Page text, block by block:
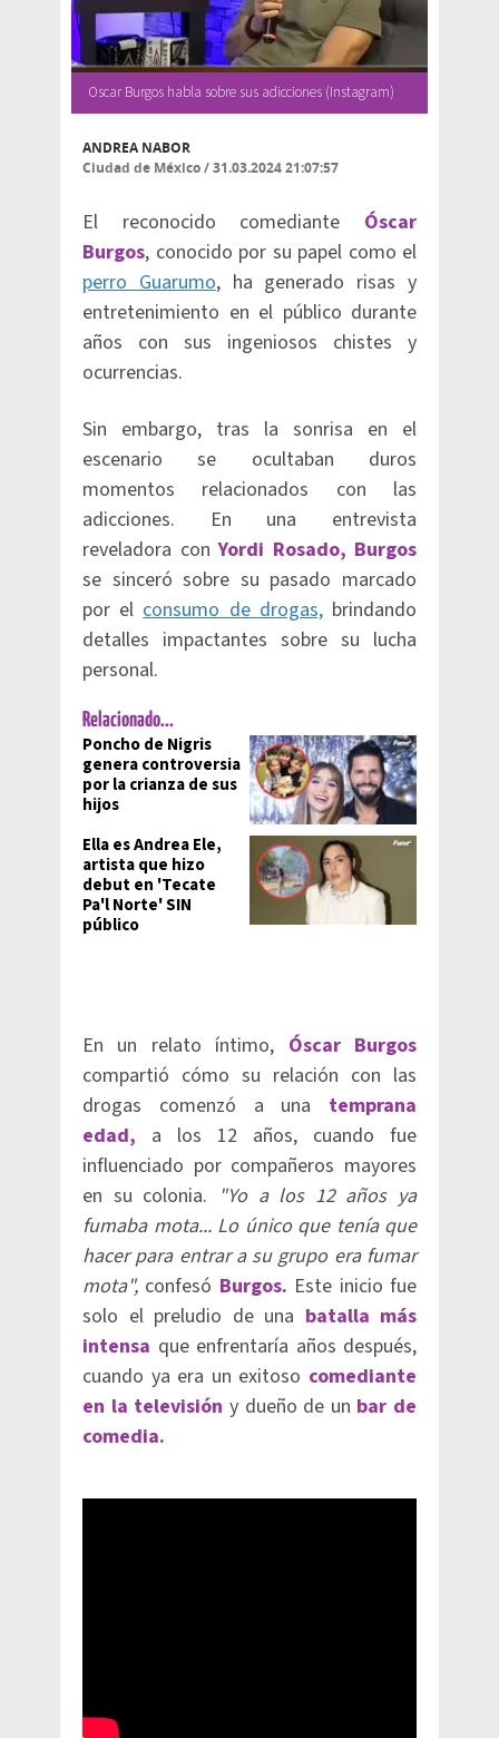
Oscar Burgos habla sobre sus adicciones (Instagram)
ANDREA NABOR
Ciudad de México/31.03.2024 21:07:57
El reconocido comediante Óscar
Burgos, conocido por su papel como el
perro Guarumo, ha generado risas y
entretenimiento en el público durante
años con sus ingeniosos chistes y
ocurrencias.
Sin embargo, tras la sonrisa en el
escenario se ocultaban duros
momentos relacionados con las
adicciones. En una entrevista
reveladora conYordi Rosado, Burgos
se sinceró sobre su pasado marcado
por elconsumo de drogas,brindando
detalles impactantes sobre su lucha
personal.
Relacionado...
Poncho de Nigris
genera controversia
por la crianza de sus
hijos
Ella es Andrea Ele,
artista que hizo
debut en 'Tecate
Pa'l Norte' SIN
público
En un relato íntimo, Óscar Burgos
compartió cómo su relación con las
drogas comenzó a una temprana
edad, a los 12 años, cuando fue
influenciado por compañeros mayores
en su colonia. "Yo a los 12 años ya
fumaba mota... Lo único que tenía que
hacer para entrar a su grupo era fumar
mota", confesó Burgos. Este inicio fue
solo el preludio de una batalla más
intensa que enfrentaría años después,
cuando ya era un exitoso comediante
en la televisión y dueño de un bar de
comedia.